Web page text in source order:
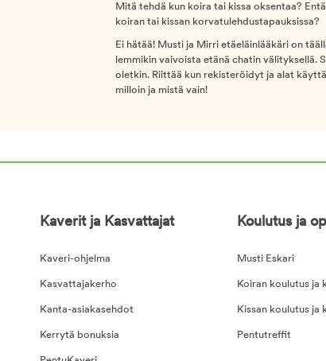
Mitä tehdä kun koira tai kissa oksentaa?
koiran tai kissan korvatulehdustapauksissa?
Ei hätää! Musti ja Mirri etäeläinlääkäri on
lemmikin vaivoista etänä chatin välityksellä.
oletkin. Riittää kun rekisteröidyt ja alat
milloin ja mistä vain!
Kaverit ja Kasvattajat
Kaveri-ohjelma
Kasvattajakerho
Kanta-asiakasehdot
Kerrytä bonuksia
Koulutus ja
Musti Eskari
Koiran koulutus ja
Kissan koulutus ja
Pentutreffit